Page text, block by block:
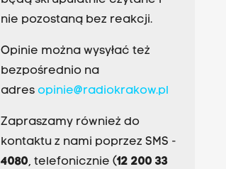
nie pozostaną bez reakcji.
Opinie można wysyłać też
bezpośrednio na
adres opinie@radiokrakow.pl
Zapraszamy również do
kontaktu z nami poprzez SMS -
4080, telefonicznie (12 200 33